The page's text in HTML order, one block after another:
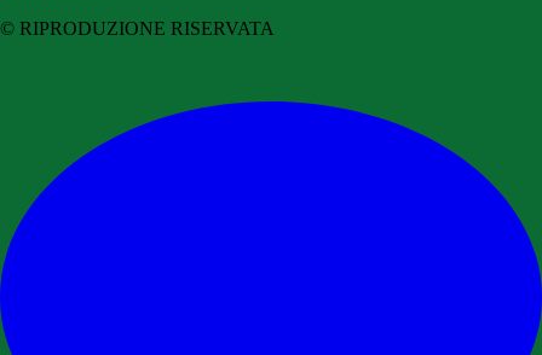
© RIPRODUZIONE RISERVATA